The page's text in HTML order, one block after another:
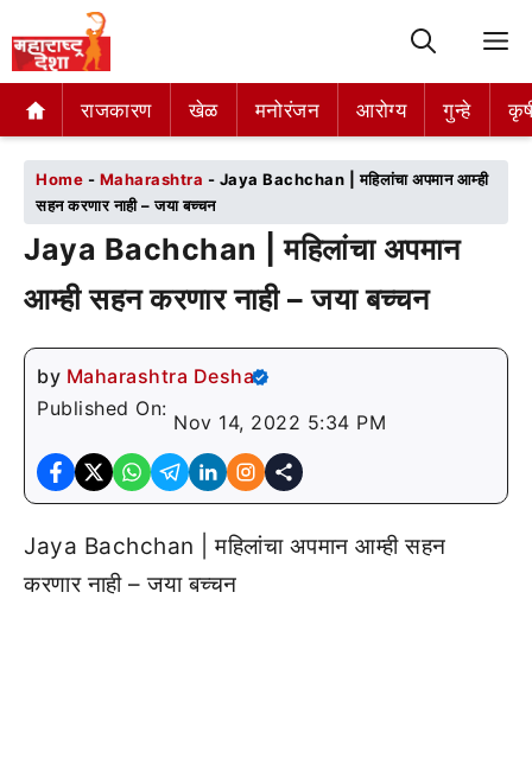
राजकारण खेळ मनोरंजन आरोग्य गुन्हे
राजकारण खेळ मनोरंजन आरोग्य गुन्हे
Home - Maharashtra - Jaya Bachchan | महिलांचा अपमान आम्ही
सहन करणार नाही – जया बच्चन
Jaya Bachchan | महिलांचा अपमान
आम्ही सहन करणार नाही – जया बच्चन
by Maharashtra Desha
Published On:
Nov 14, 2022 5:34 PM
Jaya Bachchan | महिलांचा अपमान आम्ही सहन
करणार नाही – जया बच्चन